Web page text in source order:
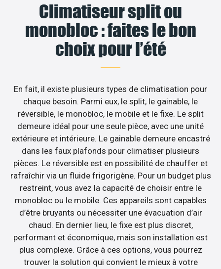
Climatiseur split ou
monobloc : faites le bon
choix pour l’été
En fait, il existe plusieurs types de climatisation pour
chaque besoin. Parmi eux, le split, le gainable, le
réversible, le monobloc, le mobile et le fixe. Le split
demeure idéal pour une seule pièce, avec une unité
extérieure et intérieure. Le gainable demeure encastré
dans les faux plafonds pour climatiser plusieurs
pièces. Le réversible est en possibilité de chauffer et
rafraîchir via un fluide frigorigène. Pour un budget plus
restreint, vous avez la capacité de choisir entre le
monobloc ou le mobile. Ces appareils sont capables
d’être bruyants ou nécessiter une évacuation d’air
chaud. En dernier lieu, le fixe est plus discret,
performant et économique, mais son installation est
plus complexe. Grâce à ces options, vous pourrez
trouver la solution qui convient le mieux à votre